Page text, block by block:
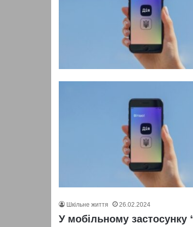
Шкільне життя 26.02.2024
У мобільному застосунку